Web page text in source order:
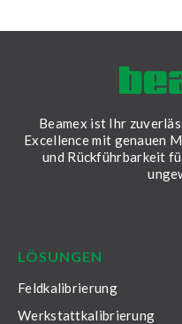
Beamex ist Ihr
Excellence mit genauen
und Rückführbarkeit
LÖSUNGEN
Feldkalibrierung
Werkstattkalibrierung